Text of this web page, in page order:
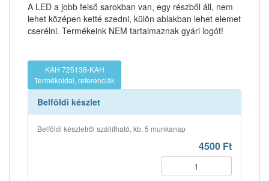
A LED a jobb felső sarokban van, egy részből áll, nem
lehet középen ketté szedni, külön ablakban lehet elemet
cserélni. Termékeink NEM tartalmaznak gyári logót!
KAH 725138-KAH
Termékoldal, referenciák
Belföldi készlet
Belföldi készletről szállítható, kb. 5 munkanap
4500 Ft